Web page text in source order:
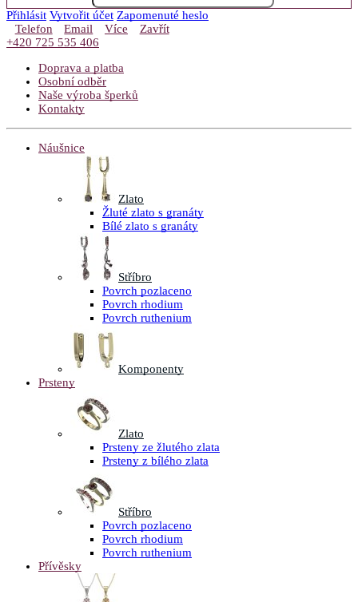
Přihlásit Vytvořit účet Zapomenuté heslo
Telefon
Email Více
Zavřít
+420 725 535 406
Doprava a platba
Osobní odběr
Naše výroba šperků
Kontakty
Náušnice
Zlato
Žluté zlato s granáty
Bílé zlato s granáty
Stříbro
Povrch pozlaceno
Povrch rhodium
Povrch ruthenium
Komponenty
Prsteny
Zlato
Prsteny ze žlutého zlata
Prsteny z bílého zlata
Stříbro
Povrch pozlaceno
Povrch rhodium
Povrch ruthenium
Přívěsky